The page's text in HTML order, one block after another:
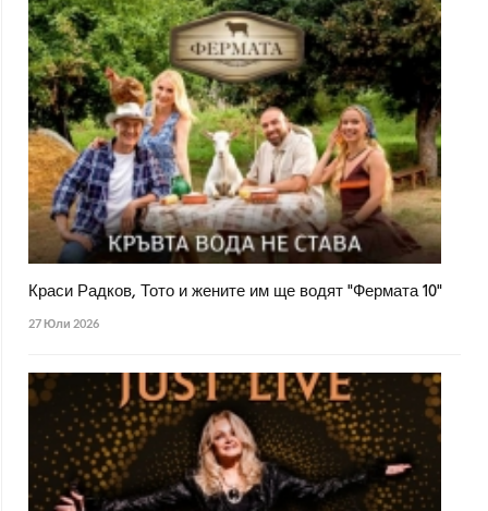
Краси Радков, Тото и жените им ще водят "Фермата 10"
27 Юли 2026